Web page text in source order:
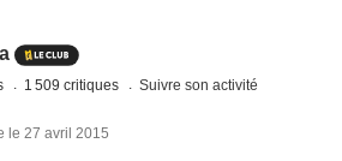
1 509 critiques Suivre son activité
le 27 avril 2015